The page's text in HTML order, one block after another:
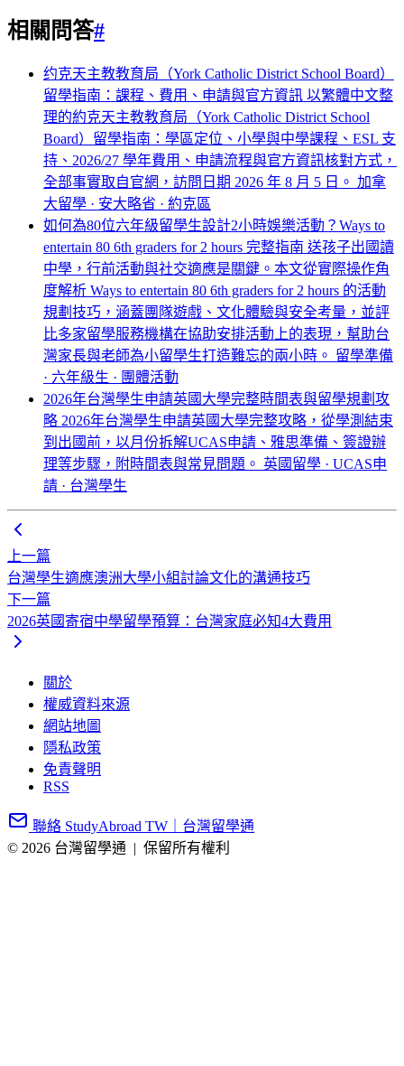
相關問答#
约克天主教教育局（York Catholic District School Board）
留學指南：課程、費用、申請與官方資訊 以繁體中文整
理的約克天主教教育局（York Catholic District School
Board）留學指南：學區定位、小學與中學課程、ESL 支
持、2026/27 學年費用、申請流程與官方資訊核對方式，
全部事實取自官網，訪問日期 2026 年 8 月 5 日。 加拿
大留學 · 安大略省 · 約克區
如何為80位六年級留學生設計2小時娛樂活動？Ways to
entertain 80 6th graders for 2 hours 完整指南 送孩子出國讀
中學，行前活動與社交適應是關鍵。本文從實際操作角
度解析 Ways to entertain 80 6th graders for 2 hours 的活動
規劃技巧，涵蓋團隊遊戲、文化體驗與安全考量，並評
比多家留學服務機構在協助安排活動上的表現，幫助台
灣家長與老師為小留學生打造難忘的兩小時。 留學準備
· 六年級生 · 團體活動
2026年台灣學生申請英國大學完整時間表與留學規劃攻
略 2026年台灣學生申請英國大學完整攻略，從學測結束
到出國前，以月份拆解UCAS申請、雅思準備、簽證辦
理等步驟，附時間表與常見問題。 英國留學 · UCAS申
請 · 台灣學生
上一篇
台灣學生適應澳洲大學小組討論文化的溝通技巧
下一篇
2026英國寄宿中學留學預算：台灣家庭必知4大費用
關於
權威資料來源
網站地圖
隱私政策
免責聲明
RSS
聯絡 StudyAbroad TW｜台灣留學通
© 2026 台灣留學通 | 保留所有權利